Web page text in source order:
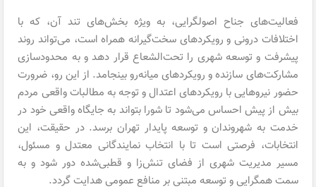
فعالیت‌های جناح اصولگرایی، به ویژه بخش‌های تند آن، که با
اختلافات درونی و رویکردهای سخت‌گیرانه همراه است، می‌تواند روند
پیشرفت و توسعه شهری را تحت‌الشعاع قرار دهد و به محدودسازی
مشارکت‌های سازنده و رویکردهای میانه‌رو بینجامد. از این رو، ضرورت
حضور نیروهایی با رویکردهای اعتدال و توجه به مطالبات واقعی مردم
بیش از پیش احساس می‌شود تا شورا بتواند به جایگاه واقعی خود در
خدمت به شهروندان و توسعه پایدار تهران برسد. در حقیقت، این
انتخابات، فرصتی است تا با انتخاب نمایندگانی معتدل و مسئول،
مسیر مدیریت شهری از فضای تنش‌زا و قطبی‌شده دور شود و به
سمت همگرایی و توسعه مبتنی بر منافع عمومی هدایت گردد.